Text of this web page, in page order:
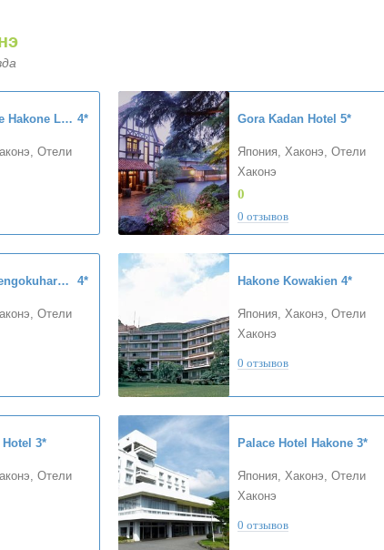
The Prince Hakone Lake Ashinoko 4*
Отели
Gora Kadan Hotel 5*
Япония, Хаконэ, Отели
Хаконэ
0
0 отзывов
Hakone Sengokuhara Prince Hotel 4*
Отели
Hakone Kowakien 4*
Япония, Хаконэ, Отели
Хаконэ
0 отзывов
3*
Отели
Palace Hotel Hakone 3*
Япония, Хаконэ, Отели
Хаконэ
0 отзывов